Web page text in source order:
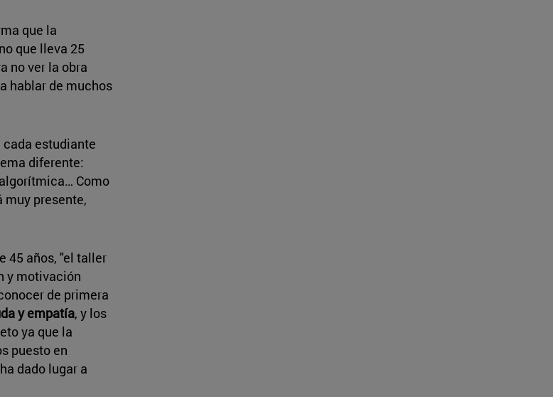
que la
que lleva 25
no ver la obra
hablar de muchos
estudiante
diferente:
Como
presente,
45 años, "el taller
y motivación
de primera
y empatía, y los
ya que la
puesto en
dado lugar a